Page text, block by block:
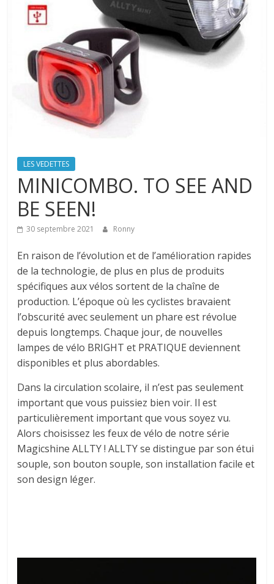
LES VEDETTES
MINICOMBO. TO SEE AND
BE SEEN!
30 septembre 2021 Ronny
En raison de l’évolution et de l’amélioration rapides
de la technologie, de plus en plus de produits
spécifiques aux vélos sortent de la chaîne de
production. L’époque où les cyclistes bravaient
l’obscurité avec seulement un phare est révolue
depuis longtemps. Chaque jour, de nouvelles
lampes de vélo BRIGHT et PRATIQUE deviennent
disponibles et plus abordables.
Dans la circulation scolaire, il n’est pas seulement
important que vous puissiez bien voir. Il est
particulièrement important que vous soyez vu.
Alors choisissez les feux de vélo de notre série
Magicshine ALLTY ! ALLTY se distingue par son étui
souple, son bouton souple, son installation facile et
son design léger.